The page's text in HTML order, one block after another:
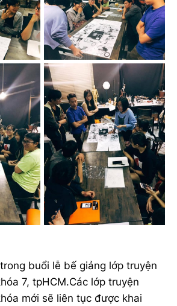
buổi lễ bế giảng lớp truyện
7, tpHCM.Các lớp truyện
mới sẽ liên tục được khai